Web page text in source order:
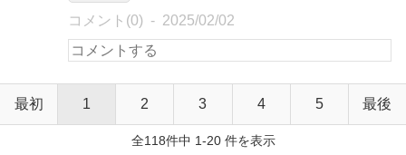
コメント(0) 2025/02/02
最初 1 2 3 4 5 最後
全118件中 1-20 件を表示